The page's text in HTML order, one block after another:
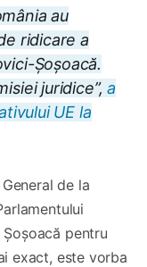
au
ridicare a
Șoșoacă.
juridice”, a
UE la
de la
pentru
exact, este vorba